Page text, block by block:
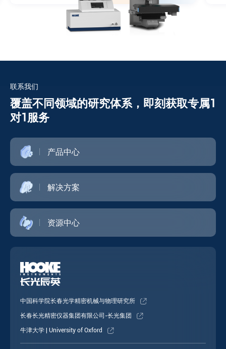
联系我们
覆盖不同领域的研究体系，即刻获取专属1
对1服务
产品中心
解决方案
资源中心
中国科学院长春光学精密机械与物理研究所
长春长光精密仪器集团有限公司-长光集团
牛津大学 | University of Oxford